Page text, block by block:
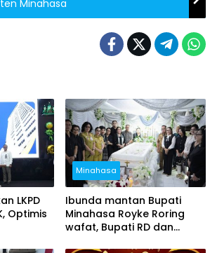
Minahasa
LKPD
Optimis
Minahasa
Ibunda mantan Bupati
Minahasa Royke Roring
wafat, Bupati RD dan